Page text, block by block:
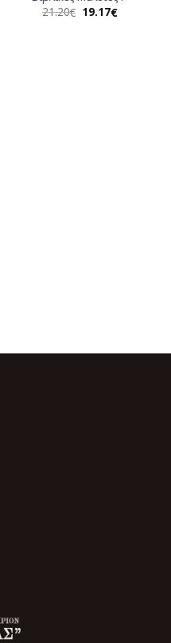
21.20€ Original
price
19.17€Η